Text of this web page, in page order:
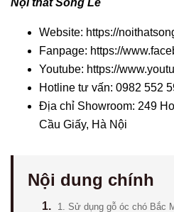
Nội thất Song Lê
Website: https://
Fanpage: https://
Youtube: https://
Hotline tư vấn: 0982 552
Địa chỉ Showroom: 249
Cầu Giấy, Hà Nội
Nội dung chính
1. 1. Sử dụng gỗ óc chó Bắc